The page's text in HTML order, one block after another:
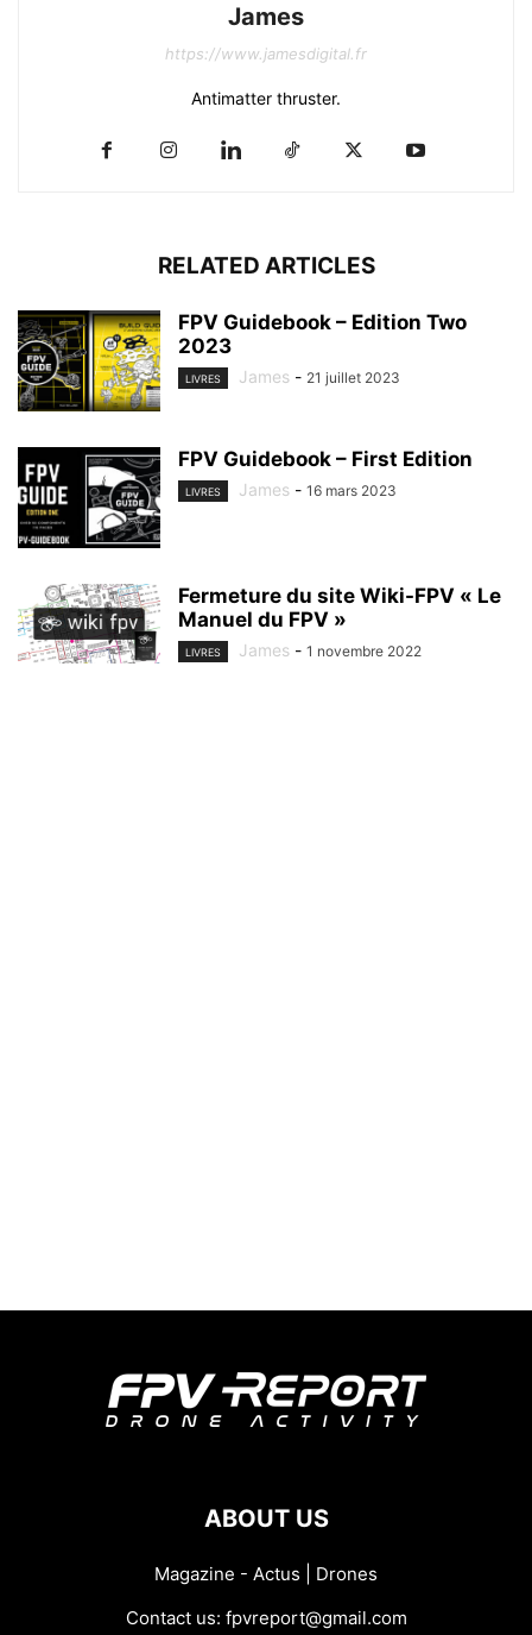
James
https://www.jamesdigital.fr
Antimatter thruster.
RELATED ARTICLES
FPV Guidebook – Edition Two
2023
LIVRES James - 21 juillet 2023
FPV Guidebook – First Edition
LIVRES James - 16 mars 2023
Fermeture du site Wiki-FPV « Le
Manuel du FPV »
LIVRES James - 1 novembre 2022
ABOUT US
Magazine - Actus | Drones
Contact us: fpvreport@gmail.com